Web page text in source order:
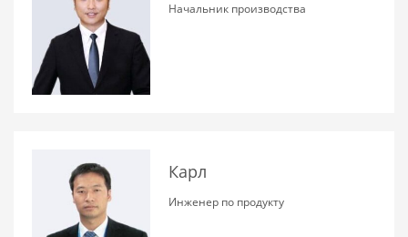
Начальник производства
Карл
Инженер по продукту